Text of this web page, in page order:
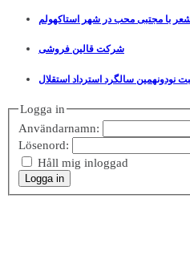
با مجتبی محب در شهر استاکهولم
شرکت قالین فروشی
نودونهمین سالگرد استرداد استقلال
Logga in
Användarnamn:
Lösenord:
Håll mig inloggad
Logga in